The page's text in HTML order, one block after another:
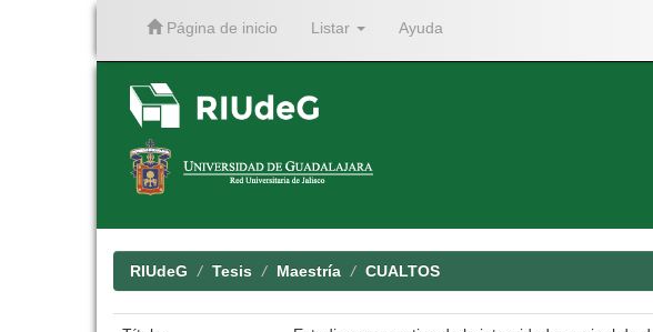
Página de inicio Listar Ayuda
RIUdeG Tesis Maestría CUALTOS